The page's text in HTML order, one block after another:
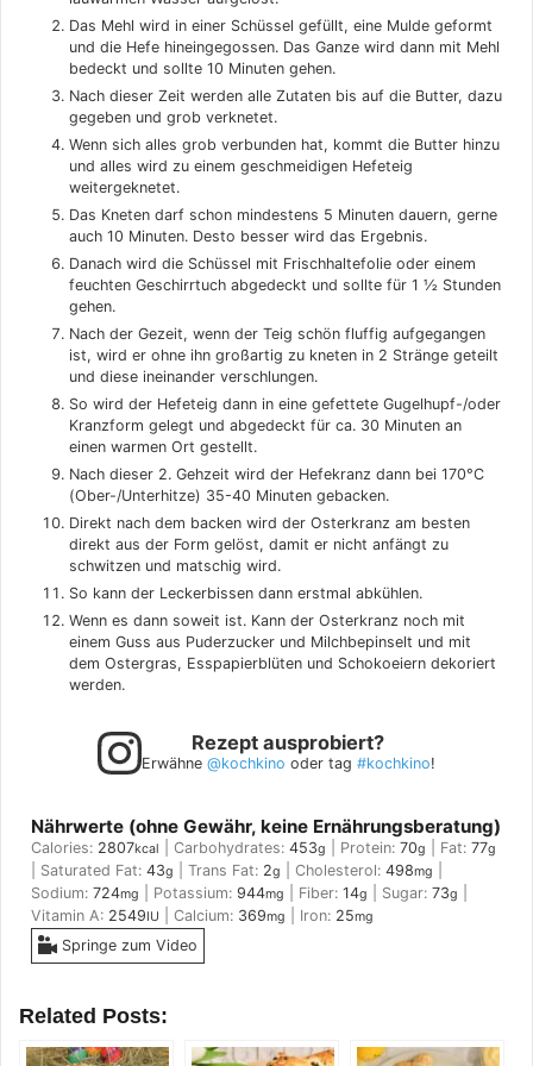
Das Mehl wird in einer Schüssel gefüllt, eine Mulde geformt
und die Hefe hineingegossen. Das Ganze wird dann mit Mehl
bedeckt und sollte 10 Minuten gehen.
Nach dieser Zeit werden alle Zutaten bis auf die Butter, dazu
gegeben und grob verknetet.
Wenn sich alles grob verbunden hat, kommt die Butter hinzu
und alles wird zu einem geschmeidigen Hefeteig
weitergeknetet.
Das Kneten darf schon mindestens 5 Minuten dauern, gerne
auch 10 Minuten. Desto besser wird das Ergebnis.
Danach wird die Schüssel mit Frischhaltefolie oder einem
feuchten Geschirrtuch abgedeckt und sollte für 1 ½ Stunden
gehen.
Nach der Gezeit, wenn der Teig schön fluffig aufgegangen
ist, wird er ohne ihn großartig zu kneten in 2 Stränge geteilt
und diese ineinander verschlungen.
So wird der Hefeteig dann in eine gefettete Gugelhupf-/oder
Kranzform gelegt und abgedeckt für ca. 30 Minuten an
einen warmen Ort gestellt.
Nach dieser 2. Gehzeit wird der Hefekranz dann bei 170°C
(Ober-/Unterhitze) 35-40 Minuten gebacken.
Direkt nach dem backen wird der Osterkranz am besten
direkt aus der Form gelöst, damit er nicht anfängt zu
schwitzen und matschig wird.
So kann der Leckerbissen dann erstmal abkühlen.
Wenn es dann soweit ist. Kann der Osterkranz noch mit
einem Guss aus Puderzucker und Milchbepinselt und mit
dem Ostergras, Esspapierblüten und Schokoeiern dekoriert
werden.
Rezept ausprobiert?
Erwähne @kochkino oder tag #kochkino!
Nährwerte (ohne Gewähr, keine Ernährungsberatung)
Calories: 2807kcal Carbohydrates: 453g Protein: 70g Fat: 77g
Saturated Fat: 43g Trans Fat: 2g Cholesterol: 498mg
Sodium: 724mg Potassium: 944mg Fiber: 14g Sugar: 73g
Vitamin A: 2549IU Calcium: 369mg Iron: 25mg
Springe zum Video
Related Posts: